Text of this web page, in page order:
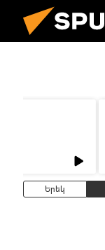
Երեկ